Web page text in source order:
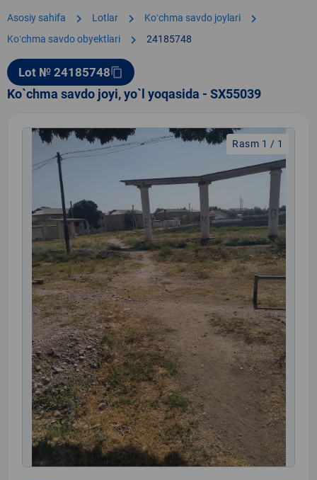
Asosiy sahifa chevron_right Lotlar chevron_right Koʻchma savdo joylari chevron_right
Koʻchma savdo obyektlari chevron_right 24185748
Lot № 24185748content_copy
Ko`chma savdo joyi, yo`l yoqasida - SX55039
Rasm 1 / 1